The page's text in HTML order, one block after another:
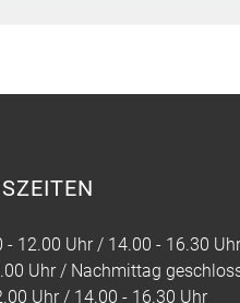
- 12.00 Uhr / 14.00 - 16.30 Uhr
Uhr / Nachmittag
Uhr / 14.00 - 16.30 Uhr